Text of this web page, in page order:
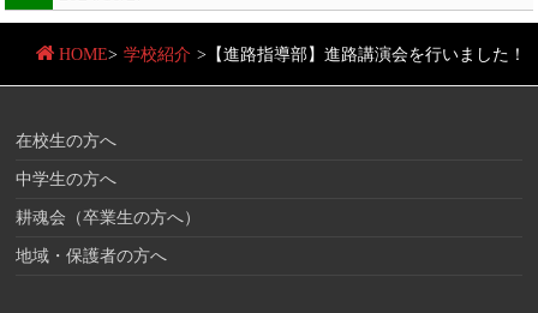
HOME> 学校紹介 > 【進路指導部】進路講演会を行いました！
在校生の方へ
中学生の方へ
耕魂会（卒業生の方へ）
地域・保護者の方へ